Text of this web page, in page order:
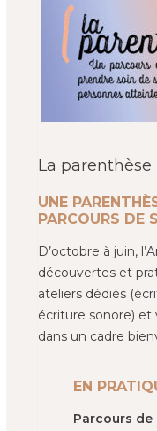
La parenthèse
UNE
PARCOURS DE
D’octobre à juin,
découvertes et
ateliers dédiés
écriture sonore) et
dans un cadre
EN
Parcours de